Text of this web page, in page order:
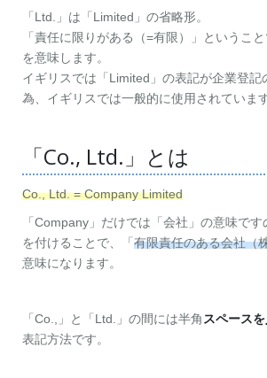
「Ltd.」は「Limited」の省略形。
「責任に限りがある（=有限）」ということ
を意味します。
イギリスでは「Limited」の表記が企業登記
為、イギリスでは一般的に使用されています
「Co., Ltd.」とは
Co., Ltd. = Company Limited
「Company」だけでは「会社」の意味です
を付けることで、「 有限責任のある会社（
意味になります。
「Co.,」と「Ltd.」の間には半角 スペース
表記方法です。